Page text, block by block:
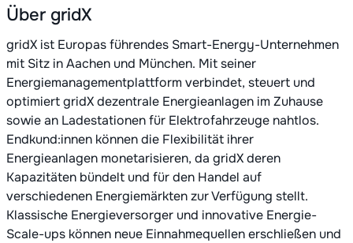
Über gridX
gridX ist Europas führendes Smart-Energy-Unternehmen
mit Sitz in Aachen und München. Mit seiner
Energiemanagementplattform verbindet, steuert und
optimiert gridX dezentrale Energieanlagen im Zuhause
sowie an Ladestationen für Elektrofahrzeuge nahtlos.
Endkund:innen können die Flexibilität ihrer
Energieanlagen monetarisieren, da gridX deren
Kapazitäten bündelt und für den Handel auf
verschiedenen Energiemärkten zur Verfügung stellt.
Klassische Energieversorger und innovative Energie-
Scale-ups können neue Einnahmequellen erschließen und